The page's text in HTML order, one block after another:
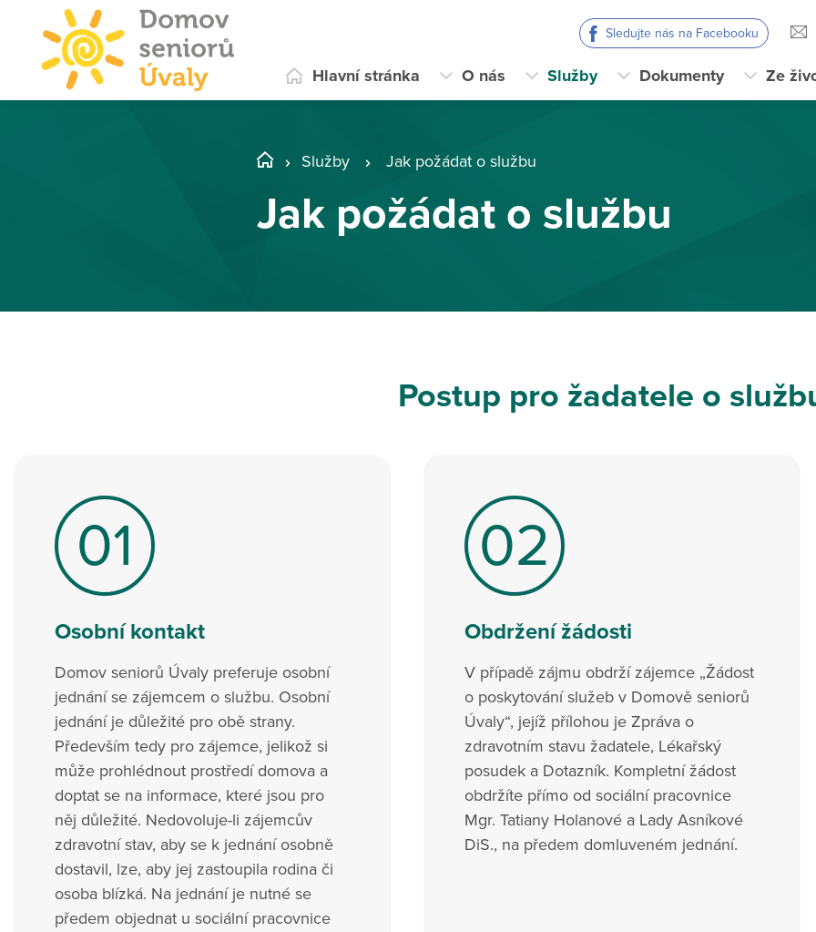
Sledujte nás na Facebooku
Hlavní stránka O nás Služby Dokumenty Ze
Služby Jak požádat o službu
Jak požádat o službu
Postup pro žadatele o
01
Osobní kontakt
Domov seniorů Úvaly preferuje osobní
jednání se zájemcem o službu. Osobní
jednání je důležité pro obě strany.
Především tedy pro zájemce, jelikož si
může prohlédnout prostředí domova a
doptat se na informace, které jsou pro
něj důležité. Nedovoluje-li zájemcův
zdravotní stav, aby se k jednání osobně
dostavil, lze, aby jej zastoupila rodina či
osoba blízká. Na jednání je nutné se
předem objednat u sociální pracovnice
02
Obdržení žádosti
V případě zájmu obdrží zájemce „Žádost
o poskytování služeb v Domově seniorů
Úvaly“, jejíž přílohou je Zpráva o
zdravotním stavu žadatele, Lékařský
posudek a Dotazník. Kompletní žádost
obdržíte přímo od sociální pracovnice
Mgr. Tatiany Holanové a Lady Asníkové
DiS., na předem domluveném jednání.